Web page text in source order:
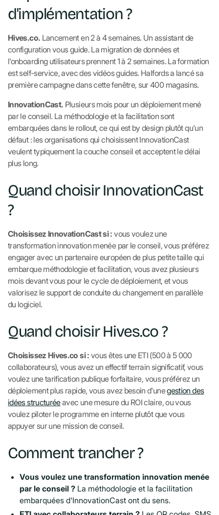
d'implémentation ?
Hives.co. Lancement en 2 à 4 semaines. Un assistant de
configuration vous guide. La migration de données et
l'onboarding utilisateurs prennent 1 à 2 semaines. La formation
est self-service, avec des vidéos guides. Halfords a lancé sa
première campagne dans cette fenêtre, sur 400 magasins.
InnovationCast. Plusieurs mois pour un déploiement mené
par le conseil. La méthodologie et la facilitation sont
embarquées dans le rollout, ce qui est by design plutôt qu'un
défaut : les organisations qui choisissent InnovationCast
veulent typiquement la couche conseil et acceptent le délai
plus long.
Quand choisir InnovationCast
?
Choisissez InnovationCast si : vous voulez une
transformation innovation menée par le conseil, vous préférez
engager avec un partenaire européen de plus petite taille qui
embarque méthodologie et facilitation, vous avez plusieurs
mois devant vous pour le cycle de déploiement, et vous
valorisez le support de conduite du changement en parallèle
du logiciel.
Quand choisir Hives.co ?
Choisissez Hives.co si : vous êtes une ETI (500 à 5 000
collaborateurs), vous avez un effectif terrain significatif, vous
voulez une tarification publique forfaitaire, vous préférez un
déploiement plus rapide, vous avez besoin d'unegestion des
idées structuréeavec une mesure du ROI claire, ou vous
voulez piloter le programme en interne plutôt que vous
appuyer sur une mission de conseil.
Comment trancher ?
Vous voulez une transformation innovation menée
par le conseil ? La méthodologie et la facilitation
embarquées d'InnovationCast ont du sens.